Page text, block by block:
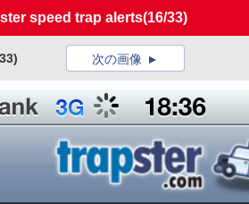
speed trap alerts(16/33)
次の画像